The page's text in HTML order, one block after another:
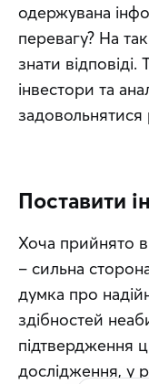
одержувана
перевагу? На
знати
інвестори та
Поставити
Хоча прийнято
– сильна
думка про
здібностей
підтвердження
дослідження, у